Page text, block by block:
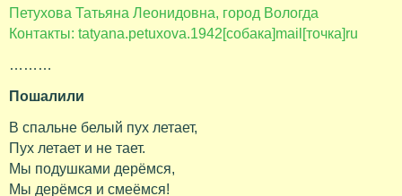
Петухова Татьяна Леонидовна, город Вологда
Контакты: tatyana.petuxova.1942[собака]mail[точка]ru
………
Пошалили
В спальне белый пух летает,
Пух летает и не тает.
Мы подушками дерёмся,
Мы дерёмся и смеёмся!